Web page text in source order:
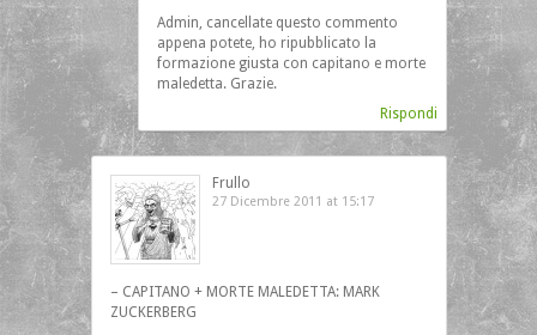
Admin, cancellate questo commento
appena potete, ho ripubblicato la
formazione giusta con capitano e morte
maledetta. Grazie.
Rispondi
Frullo
27 Dicembre 2011 at 15:17
– CAPITANO + MORTE MALEDETTA: MARK
ZUCKERBERG